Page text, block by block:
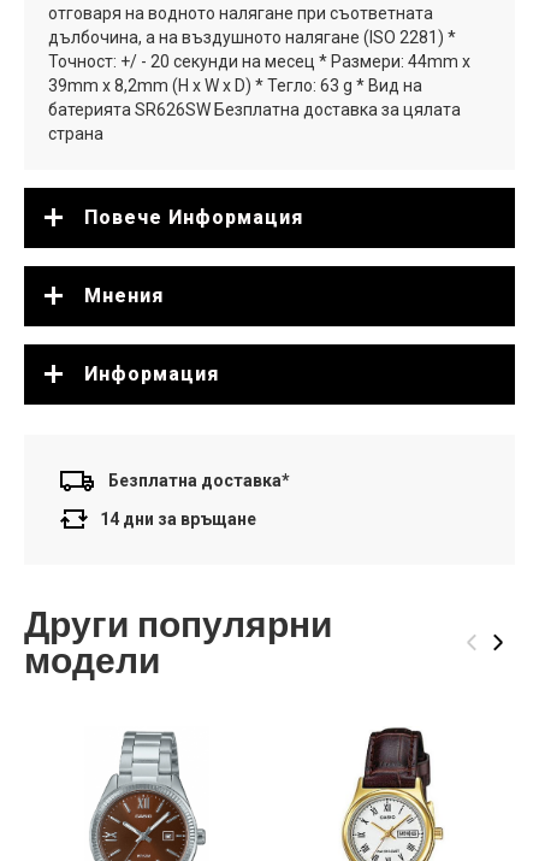
отговаря на водното налягане при съответната
дълбочина, а на въздушното налягане (ISO 2281) *
Точност: +/ - 20 секунди на месец * Размери: 44mm x
39mm x 8,2mm (H x W x D) * Тегло: 63 g * Вид на
батерията SR626SW Безплатна доставка за цялата
страна
Повече Информация
Мнения
Информация
Безплатна доставка*
14 дни за връщане
Други популярни
модели ‹ ›